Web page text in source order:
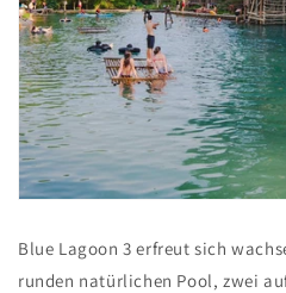
Blue Lagoon 3 erfreut sich
runden natürlichen Pool, zwei